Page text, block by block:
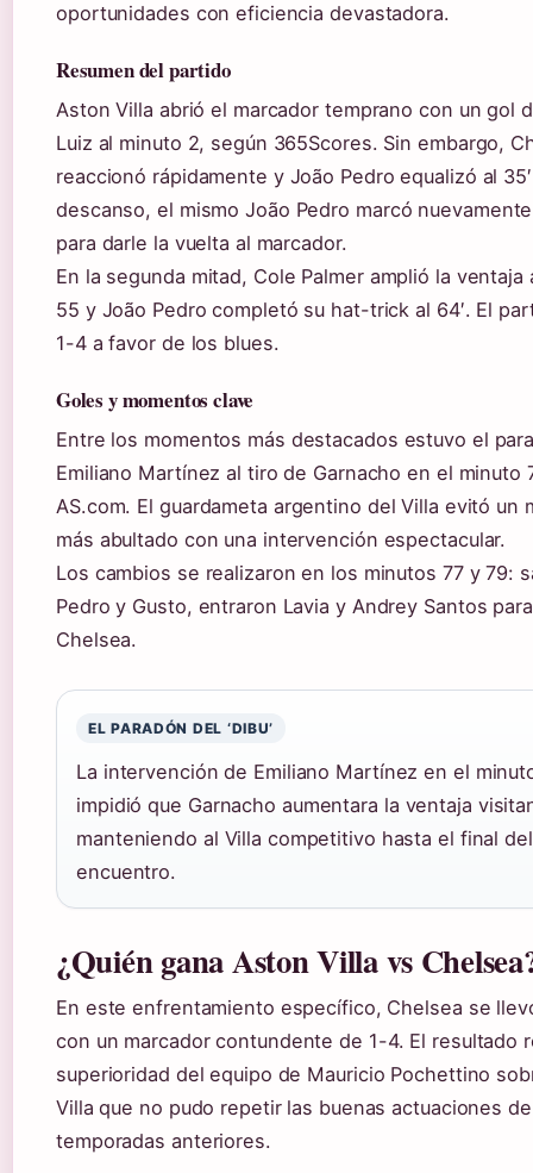
oportunidades con eficiencia devastadora.
Resumen del partido
Aston Villa abrió el marcador temprano con un gol
Luiz al minuto 2, según 365Scores. Sin embargo,
reaccionó rápidamente y João Pedro equalizó al
descanso, el mismo João Pedro marcó
para darle la vuelta al marcador.
En la segunda mitad, Cole Palmer amplió la ventaja
55 y João Pedro completó su hat-trick al 64′. El
1-4 a favor de los blues.
Goles y momentos clave
Entre los momentos más destacados estuvo el
Emiliano Martínez al tiro de Garnacho en el minuto
AS.com. El guardameta argentino del Villa evitó un
más abultado con una intervención espectacular.
Los cambios se realizaron en los minutos 77 y 79:
Pedro y Gusto, entraron Lavia y Andrey Santos
Chelsea.
EL PARADÓN DEL ‘DIBU’
La intervención de Emiliano Martínez en el
impidió que Garnacho aumentara la ventaja
manteniendo al Villa competitivo hasta el final del
encuentro.
¿Quién gana Aston Villa vs
En este enfrentamiento específico, Chelsea se
con un marcador contundente de 1-4. El resultado
superioridad del equipo de Mauricio Pochettino
Villa que no pudo repetir las buenas actuaciones de
temporadas anteriores.